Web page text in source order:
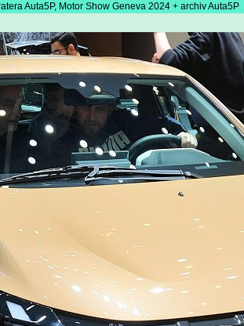
Auta5P, Motor Show Geneva 2024 + archiv Auta5P